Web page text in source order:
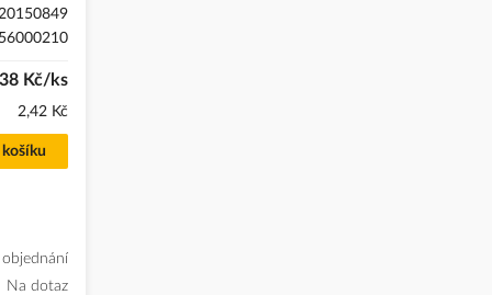
Kč/ks
2,42 Kč
Na dotaz